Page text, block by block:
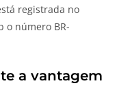
registrada no
o número BR-
a vantagem